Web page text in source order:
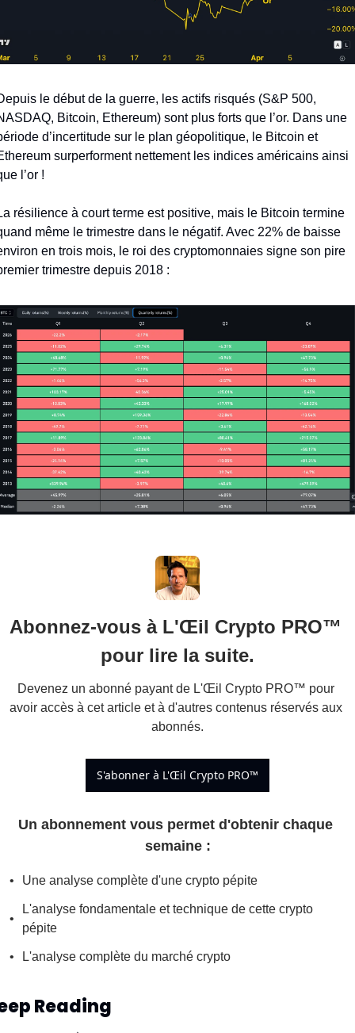
le début de la guerre, les actifs risqués (S&P 500,
Bitcoin, Ethereum) sont plus forts que l’or. Dans une
d’incertitude sur le plan géopolitique, le Bitcoin et
surperforment nettement les indices américains ainsi
l’or !
résilience à court terme est positive, mais le Bitcoin termine
même le trimestre dans le négatif. Avec 22% de baisse
en trois mois, le roi des cryptomonnaies signe son pire
trimestre depuis 2018 :
Abonnez-vous à L'Œil Crypto PRO™
pour lire la suite.
Devenez un abonné payant de L'Œil Crypto PRO™ pour
avoir accès à cet article et à d'autres contenus réservés aux
abonnés.
S'abonner à L'Œil Crypto PRO™
Un abonnement vous permet d'obtenir chaque
semaine :
Une analyse complète d'une crypto pépite
L'analyse fondamentale et technique de cette crypto
pépite
L'analyse complète du marché crypto
Reading